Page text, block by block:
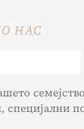
НАС
специјални